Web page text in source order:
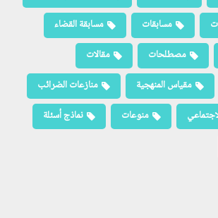
مسابقات
مسابقة القضاء
مصطلحات
مقالات
مقياس المنهجية
منازعات الضرائب
منوعات
نماذج أسئلة